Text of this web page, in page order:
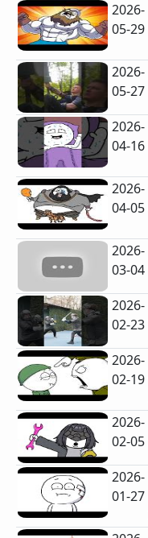
2026-
05-29
2026-
05-27
2026-
04-16
2026-
04-05
2026-
03-04
2026-
02-23
2026-
02-19
2026-
02-05
2026-
01-27